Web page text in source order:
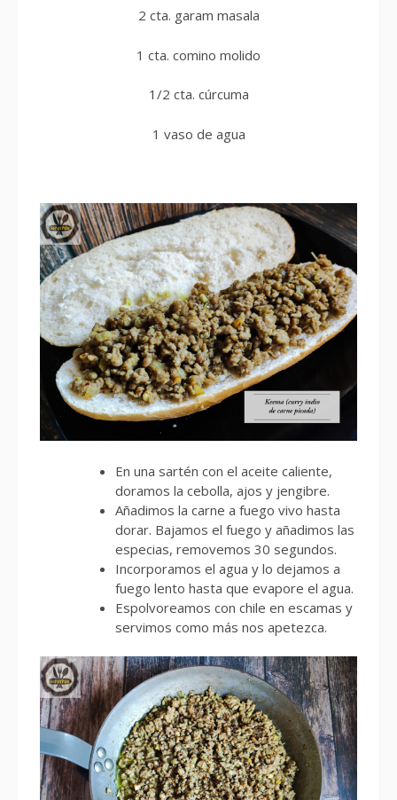
2 cta. garam masala
1 cta. comino molido
1/2 cta. cúrcuma
1 vaso de agua
En una sartén con el aceite caliente,
doramos la cebolla, ajos y jengibre.
Añadimos la carne a fuego vivo hasta
dorar. Bajamos el fuego y añadimos las
especias, removemos 30 segundos.
Incorporamos el agua y lo dejamos a
fuego lento hasta que evapore el agua.
Espolvoreamos con chile en escamas y
servimos como más nos apetezca.